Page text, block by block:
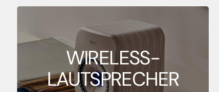
WIRELESS-
LAUTSPRECHER